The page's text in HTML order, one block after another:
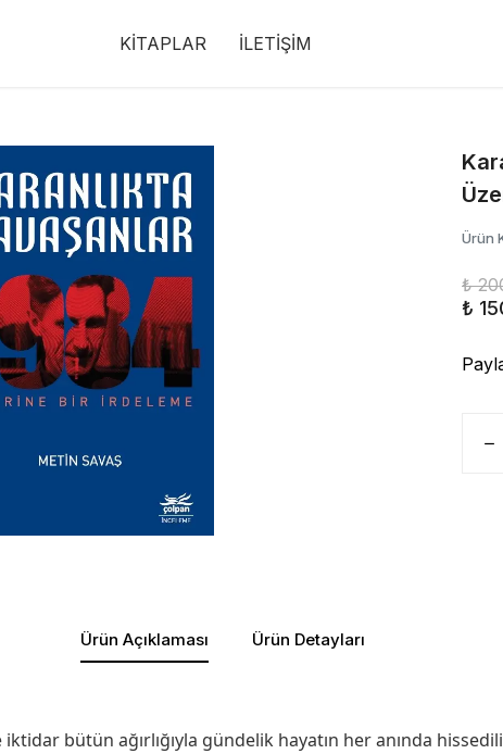
KİTAPLAR İLETİŞİM
Ürün
₺
₺
Ürün Açıklaması Ürün Detayları
bütün ağırlığıyla gündelik hayatın her anında